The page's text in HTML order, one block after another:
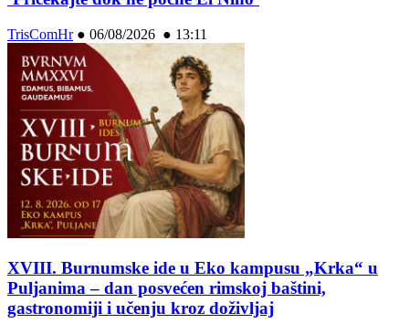
TrisComHr● 06/08/2026 ● 13:11
XVIII. Burnumske ide u Eko kampusu „Krka“ u
Puljanima – dan posvećen rimskoj baštini,
gastronomiji i učenju kroz doživljaj